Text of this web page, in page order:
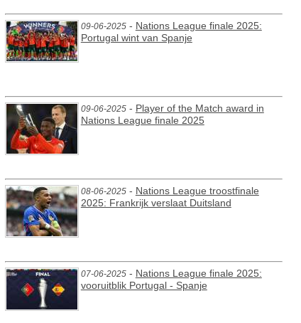
09-06-2025- Nations League finale 2025:
Portugal wint van Spanje
09-06-2025- Player of the Match award in
Nations League finale 2025
08-06-2025- Nations League troostfinale
2025: Frankrijk verslaat Duitsland
07-06-2025- Nations League finale 2025:
vooruitblik Portugal - Spanje